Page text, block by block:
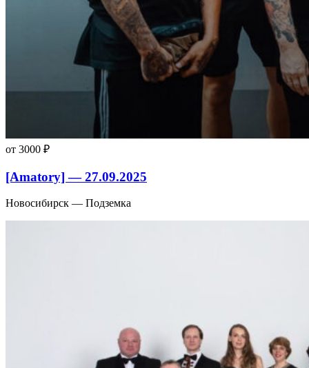
от 3000 ₽
[Amatory] — 27.09.2025
Новосибирск — Подземка